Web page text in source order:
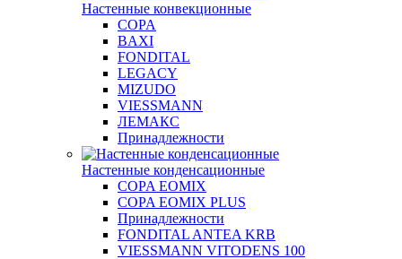
Настенные конвекционные
COPA
BAXI
FONDITAL
LEGACY
MIZUDO
VIESSMANN
ЛЕМАКС
Принадлежности
Настенные конденсационные
COPA EOMIX
COPA EOMIX PLUS
Принадлежности
FONDITAL ANTEA KRB
VIESSMANN VITODENS 100